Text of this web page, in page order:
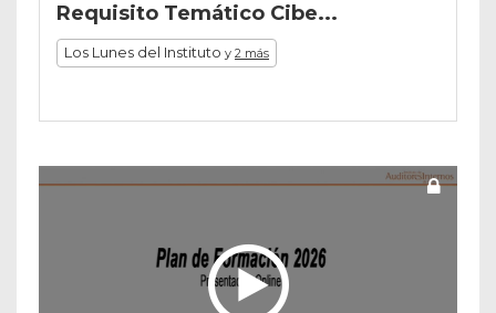
Requisito Temático Cibe...
Los Lunes del Instituto y 2 más